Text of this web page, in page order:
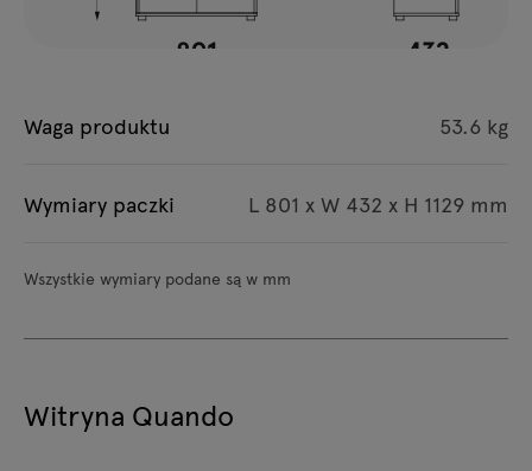
Waga produktu 53.6 kg
Wymiary paczki L 801 x W 432 x H 1129 mm
Wszystkie wymiary podane są w mm
Witryna Quando